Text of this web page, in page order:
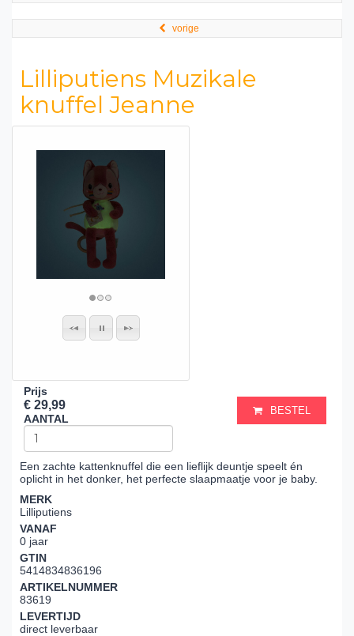
vorige
Lilliputiens Muzikale
knuffel Jeanne
Prijs
€ 29,99
AANTAL
BESTEL
Een zachte kattenknuffel die een lieflijk deuntje speelt én
oplicht in het donker, het perfecte slaapmaatje voor je baby.
MERK
Lilliputiens
VANAF
0 jaar
GTIN
5414834836196
ARTIKELNUMMER
83619
LEVERTIJD
direct leverbaar